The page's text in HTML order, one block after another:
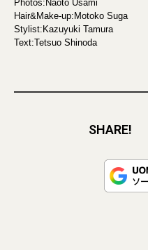
Photos:Naoto Usami
Hair&Make-up:Motoko Suga
Stylist:Kazuyuki Tamura
Text:Tetsuo Shinoda
SHARE!